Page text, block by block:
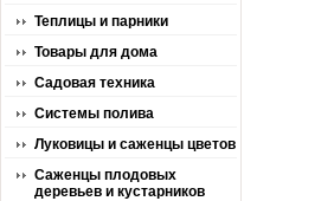
Теплицы и парники
Товары для дома
Садовая техника
Системы полива
Луковицы и саженцы цветов
Саженцы плодовых
деревьев и кустарников